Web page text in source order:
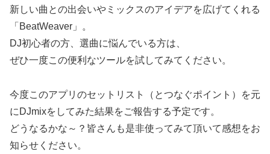
新しい曲との出会いやミックスのアイデアを広げてくれる
「BeatWeaver」。
DJ初心者の方、選曲に悩んでいる方は、
ぜひ一度この便利なツールを試してみてください。
今度このアプリのセットリスト（とつなぐポイント）を元
にDJmixをしてみた結果をご報告する予定です。
どうなるかな～？皆さんも是非使ってみて頂いて感想をお
知らせください。